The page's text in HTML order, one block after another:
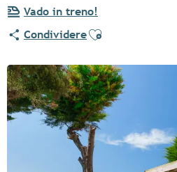
Vado in treno!
CondividereAjouter aux favoris